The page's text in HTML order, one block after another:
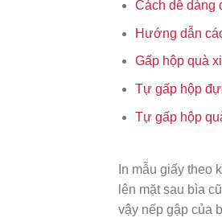
Cách dễ dàng
Hướng dẫn
Gấp hộp quà
Tự gấp hộp
Tự gấp hộp
In mẫu giấy theo
lên mặt sau bìa
vậy nếp gập của